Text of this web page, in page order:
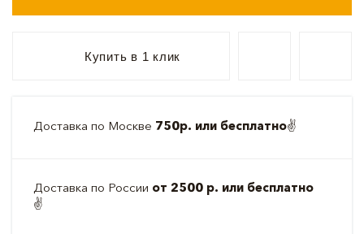
Купить в 1 клик
Доставка по Москве 750р. или бесплатно✌️
Доставка по России от 2500 р. или бесплатно
✌️